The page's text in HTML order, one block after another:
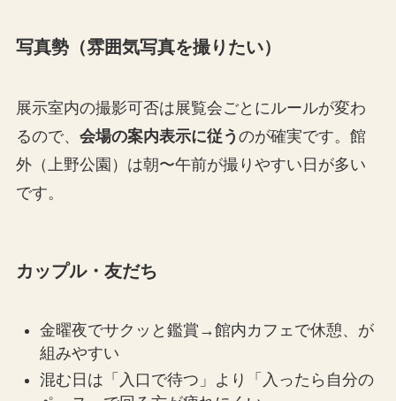
写真勢（雰囲気写真を撮りたい）
展示室内の撮影可否は展覧会ごとにルールが変わ
るので、 会場の案内表示に従う のが確実です。館
外（上野公園）は朝〜午前が撮りやすい日が多い
です。
カップル・友だち
金曜夜でサクッと鑑賞→館内カフェで休憩、が
組みやすい
混む日は「入口で待つ」より「入ったら自分の